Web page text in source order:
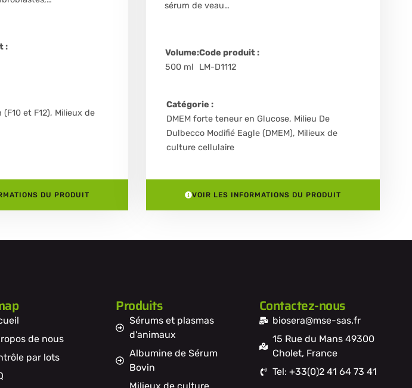
:
et F12), Milieux de
DU PRODUIT
sérum de veau…
Volume:
500 ml
Code produit :
LM-D1112
Catégorie :
DMEM forte teneur en Glucose, Milieu De
Dulbecco Modifié Eagle (DMEM), Milieux de
culture cellulaire
VOIR LES INFORMATIONS DU PRODUIT
de nous
par lots
Produits
Sérums et plasmas
d'animaux
Albumine de Sérum
Bovin
Contactez-nous
biosera@mse-sas.fr
15 Rue du Mans 49300
Cholet, France
Tel: +33(0)2 41 64 73 41